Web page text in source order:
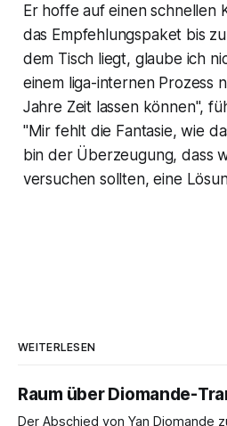
Er hoffe auf einen schnellen
das Empfehlungspaket bis
dem Tisch liegt, glaube ich
einem liga-internen Prozess
Jahre Zeit lassen können",
"Mir fehlt die Fantasie, wie
bin der Überzeugung, dass
versuchen sollten, eine
WEITERLESEN
Raum über Diomande-
Der Abschied von Yan Diomande